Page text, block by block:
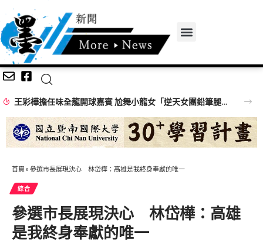
王彩樺擔任味全龍開球嘉賓 尬舞小龍女「逆天女團鉛筆腿」搶鏡
首頁 » 參選市長展現決心 林岱樺：高雄是我終身奉獻的唯一
綜合
參選市長展現決心 林岱樺：高雄
是我終身奉獻的唯一